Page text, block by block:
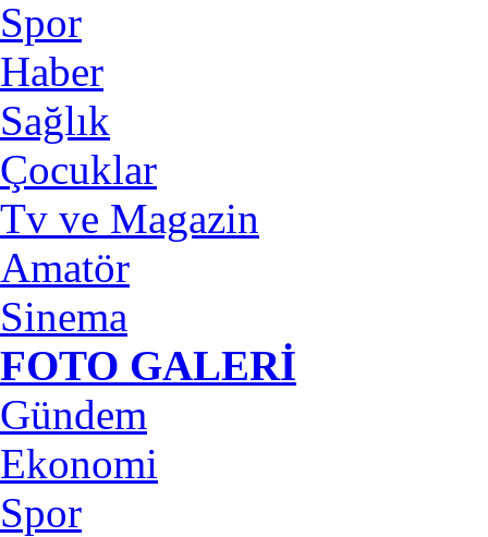
Spor
Haber
Sağlık
Çocuklar
Tv ve Magazin
Amatör
Sinema
FOTO GALERİ
Gündem
Ekonomi
Spor